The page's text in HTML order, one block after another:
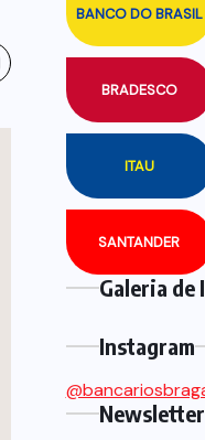
BANCO DO BRASIL
BRADESCO
ITAU
SANTANDER
Galeria de
Instagram
Newsletter